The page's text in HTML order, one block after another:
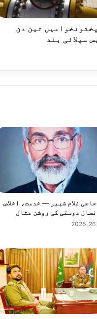
عزم کا اعادہ
مزید توسیع
درج
تین دن
سپلائی بند
غلام شبیر — خدمت، اخلاص
دوستی کی روشن مثال